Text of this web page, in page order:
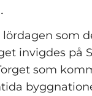
som
invigdes på
som